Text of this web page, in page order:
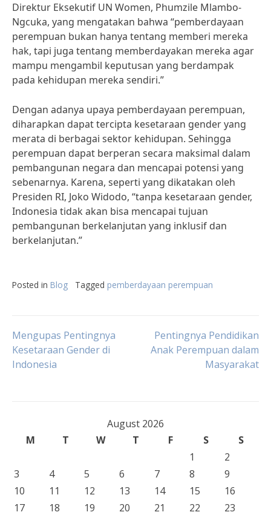
Direktur Eksekutif UN Women, Phumzile Mlambo-
Ngcuka, yang mengatakan bahwa “pemberdayaan
perempuan bukan hanya tentang memberi mereka
hak, tapi juga tentang memberdayakan mereka agar
mampu mengambil keputusan yang berdampak
pada kehidupan mereka sendiri.”
Dengan adanya upaya pemberdayaan perempuan,
diharapkan dapat tercipta kesetaraan gender yang
merata di berbagai sektor kehidupan. Sehingga
perempuan dapat berperan secara maksimal dalam
pembangunan negara dan mencapai potensi yang
sebenarnya. Karena, seperti yang dikatakan oleh
Presiden RI, Joko Widodo, “tanpa kesetaraan gender,
Indonesia tidak akan bisa mencapai tujuan
pembangunan berkelanjutan yang inklusif dan
berkelanjutan.”
Posted in Blog Tagged pemberdayaan perempuan
Post
navigation
Mengupas Pentingnya
Kesetaraan Gender di
Indonesia
Pentingnya Pendidikan
Anak Perempuan dalam
Masyarakat
August 2026
M
T W T F S
S
1
2
3
4 5 6 7 8
9
10
11 12 13 14 15
16
17
18 19 20 21 22
23